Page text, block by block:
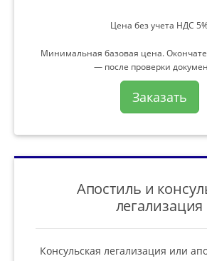
Цена без учета НДС
Минимальная базовая цена.
— после проверки
Заказать
Апостиль и
легализация
Консульская легализация или